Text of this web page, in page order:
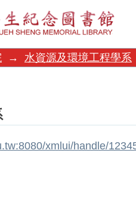
→ 水資源及環境工程學系
xmlui/handle/